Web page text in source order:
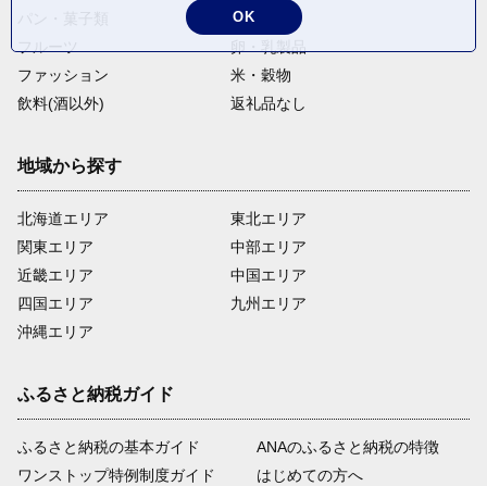
電化製品
フルーツ
卵・乳製品
ファッション
米・穀物
飲料(酒以外)
返礼品なし
地域から探す
北海道エリア
関東エリア
近畿エリア
四国エリア
沖縄エリア
東北エリア
中部エリア
中国エリア
九州エリア
ふるさと納税ガイド
ふるさと納税の基本ガイド
ワンストップ特例制度ガイド
ANAのふるさと納税の特徴
はじめての方へ
OK